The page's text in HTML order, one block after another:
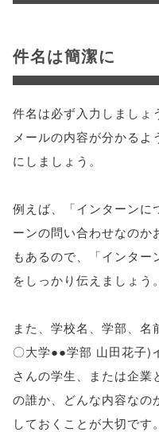
件名は簡潔に
件名は必ず入力しましょ
メールの内容が分かる
にしましょう。
例えば、「インターンに
ーンの問い合わせなのか
もあるので、「インタ
をしっかり伝えましょう。
また、学校名、学部、
〇大学●●学部 山田花子)
さんの学生、または企業
の誰か、どんな内容なの
しておくことが大切です。